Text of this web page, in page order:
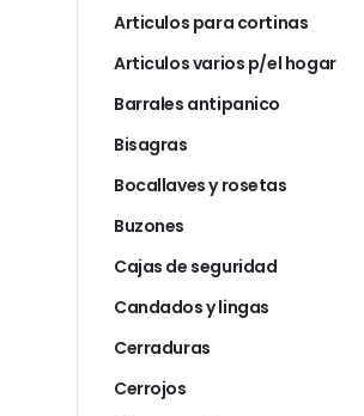
Articulos para cortinas
Articulos varios p/el hogar
Barrales antipanico
Bisagras
Bocallaves y rosetas
Buzones
Cajas de seguridad
Candados y lingas
Cerraduras
Cerrojos